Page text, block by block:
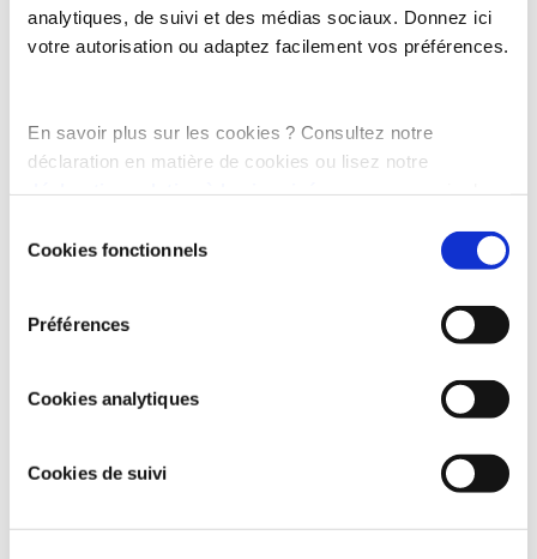
analytiques, de suivi et des médias sociaux. Donnez ici
votre autorisation ou adaptez facilement vos préférences.
En savoir plus sur les cookies ? Consultez notre
déclaration en matière de cookies ou lisez notre
données à caractère personnel.
duCookies fonctionnels
Préférences
Cookies analytiques
Cookies de suivi
Contact
À propos de nous
Déclaration relative à la vie privée
General Purchase Conditions